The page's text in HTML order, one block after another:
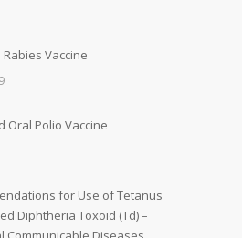
Vaccine
Oral Polio Vaccine
for Use of Tetanus
Diphtheria Toxoid (Td) –